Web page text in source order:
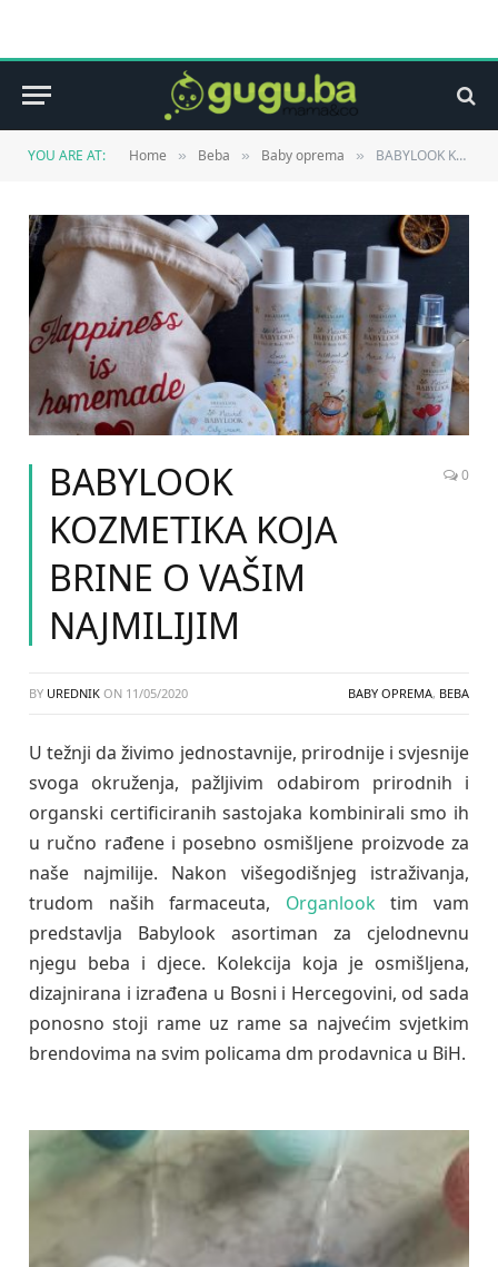
YOU ARE AT: Home » Beba » Baby oprema » BABYLOOK KOZMETIKA KOJA BRINE O VAŠIM NAJMILIJIM
BABYLOOK
KOZMETIKA KOJA
BRINE O VAŠIM
NAJMILIJIM
0
BY UREDNIK ON 11/05/2020 BABY OPREMA, BEBA
U težnji da živimo jednostavnije, prirodnije i svjesnije
svoga okruženja, pažljivim odabirom prirodnih i
organski certificiranih sastojaka kombinirali smo ih
u ručno rađene i posebno osmišljene proizvode za
naše najmilije. Nakon višegodišnjeg istraživanja,
trudom naših farmaceuta, Organlook tim vam
predstavlja Babylook asortiman za cjelodnevnu
njegu beba i djece. Kolekcija koja je osmišljena,
dizajnirana i izrađena u Bosni i Hercegovini, od sada
ponosno stoji rame uz rame sa najvećim svjetkim
brendovima na svim policama dm prodavnica u BiH.